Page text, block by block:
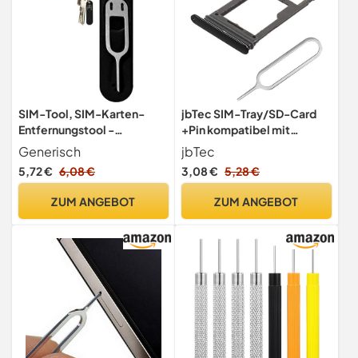
SIM-Tool, SIM-Karten-
Entfernungstool -
Nadelöffner SIM-
Kartenentferner |
Abnehmbarer
Anhänger, Auswurfstift für
Werkzeug zum Öffnen des
Kartenfachs für Mobiltelef
Generisch
5,72 € 6,08 €
ZUM ANGEBOT
jbTec SIM-Tray/SD-Card
+Pin kompatibel mit
Samsung Galaxy S8 / S8+
Plus - Kartenhalter Single
Slot Fach Schwarz
jbTec
3,08 € 5,28 €
ZUM ANGEBOT